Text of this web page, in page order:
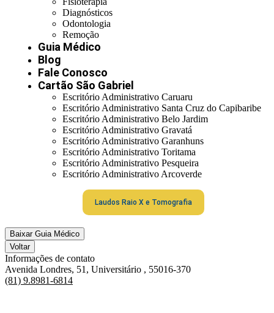
Diagnósticos
Odontologia
Remoção
Guia Médico
Blog
Fale Conosco
Cartão São Gabriel
Escritório Administrativo Caruaru
Escritório Administrativo Santa Cruz do Capibaribe
Escritório Administrativo Belo Jardim
Escritório Administrativo Gravatá
Escritório Administrativo Garanhuns
Escritório Administrativo Toritama
Escritório Administrativo Pesqueira
Escritório Administrativo Arcoverde
Laudos Raio X e Tomografia
Baixar Guia Médico
Voltar
Informações de contato
Avenida Londres, 51, Universitário , 55016-370
(81) 9.8981-6814